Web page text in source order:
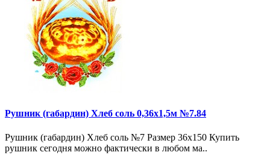
Рушник (габардин) Хлеб соль 0,36х1,5м №7.84
Рушник (габардин) Хлеб соль №7 Размер 36х150 Купить
рушник сегодня можно фактически в любом ма..